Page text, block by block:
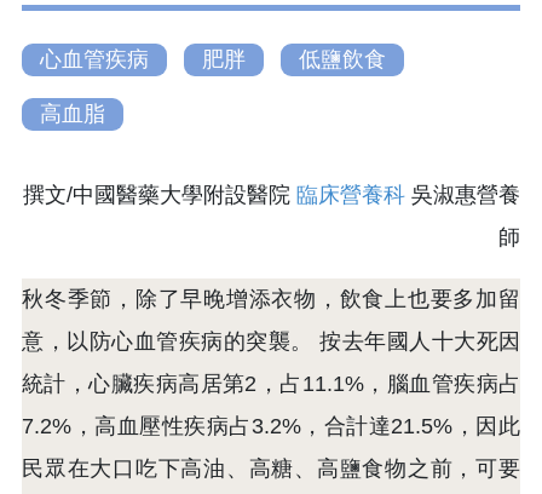
心血管疾病 肥胖 低鹽飲食
高血脂
撰文/中國醫藥大學附設醫院 臨床營養科 吳淑惠營養
師
秋冬季節，除了早晚增添衣物，飲食上也要多加留
意，以防心血管疾病的突襲。 按去年國人十大死因
統計，心臟疾病高居第2，占11.1%，腦血管疾病占
7.2%，高血壓性疾病占3.2%，合計達21.5%，因此
民眾在大口吃下高油、高糖、高鹽食物之前，可要